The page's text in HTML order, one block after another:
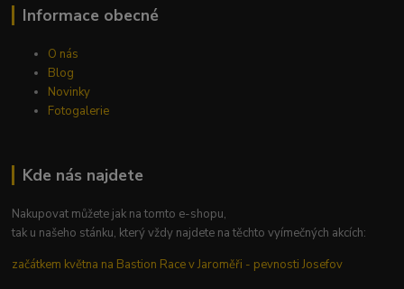
Informace obecné
O nás
Blog
Novinky
Fotogalerie
Kde nás najdete
Nakupovat můžete jak na tomto e-shopu,
tak u našeho stánku, který vždy najdete na těchto vyímečných akcích:
začátkem května na Bastion Race v Jaroměři - pevnosti Josefov